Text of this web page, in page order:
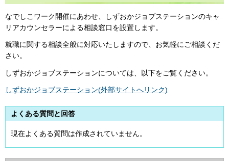
なでしこワーク開催にあわせ、しずおかジョブステーションのキャ
リアカウンセラーによる相談窓口を設置します。
就職に関する相談全般に対応いたしますので、お気軽にご相談くだ
さい。
しずおかジョブステーションについては、以下をご覧ください。
しずおかジョブステーション(外部サイトへリンク)
よくある質問と回答
現在よくある質問は作成されていません。